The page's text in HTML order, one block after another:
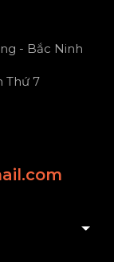
- Bắc Ninh
Thứ 7